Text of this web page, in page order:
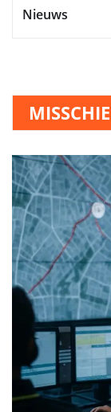
Nieuws